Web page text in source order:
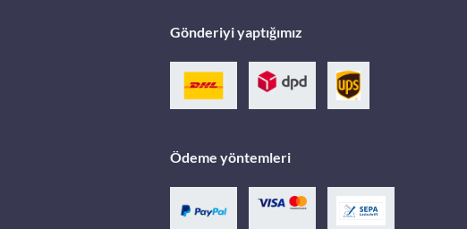
Gönderiyi yaptığımız
Ödeme yöntemleri